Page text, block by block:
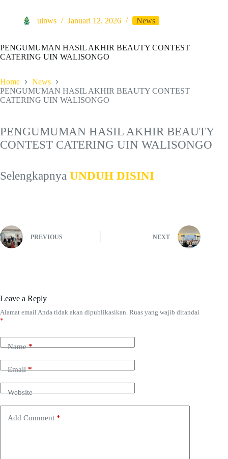
uinws Januari 12, 2026 News
PENGUMUMAN HASIL AKHIR BEAUTY CONTEST
CATERING UIN WALISONGO
Home
News
PENGUMUMAN HASIL AKHIR BEAUTY CONTEST
CATERING UIN WALISONGO
PENGUMUMAN HASIL AKHIR BEAUTY
CONTEST CATERING UIN WALISONGO
Selengkapnya UNDUH DISINI
PREVIOUS NEXT
Leave a Reply
Alamat email Anda tidak akan dipublikasikan. Ruas yang wajib ditandai
*
Name*
Email*
Website
Add Comment *